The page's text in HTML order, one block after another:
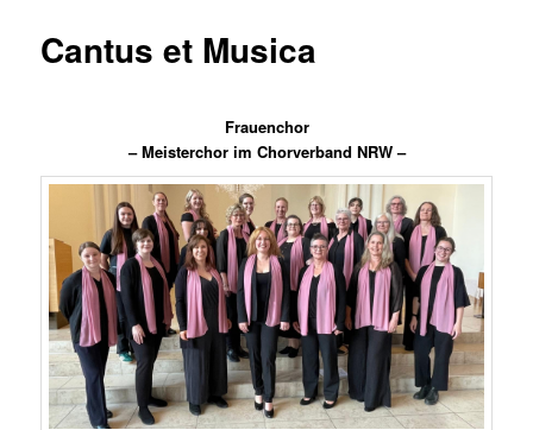
Cantus et Musica
Frauenchor
– Meisterchor im Chorverband NRW –